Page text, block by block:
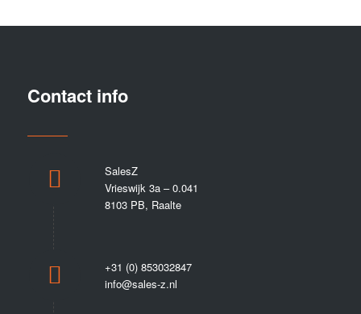
Contact info
SalesZ
Vrieswijk 3a – 0.041
8103 PB, Raalte
+31 (0) 853032847
info@sales-z.nl